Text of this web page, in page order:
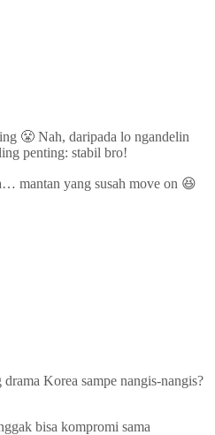
😤 Nah, daripada lo ngandelin
penting: stabil bro!
mantan yang susah move on 😆
Korea sampe nangis-nangis?
bisa kompromi sama